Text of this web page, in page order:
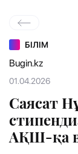
БІЛІМ
Bugin.kz
01.04.2026
Саясат
АҚШ-қа